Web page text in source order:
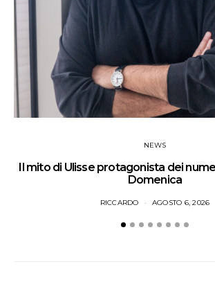
NEWS
Il mito di Ulisse protagonista dei
Domenica
RICCARDO AGOSTO 6, 2026